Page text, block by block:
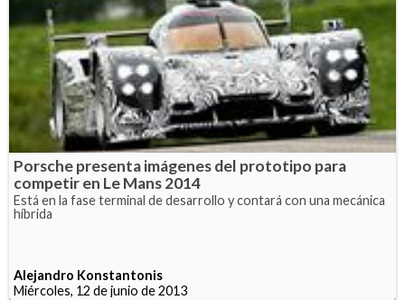
Porsche presenta imágenes del prototipo para
competir en Le Mans 2014
Está en la fase terminal de desarrollo y contará con una mecánica
híbrida
Alejandro Konstantonis
Miércoles, 12 de junio de 2013